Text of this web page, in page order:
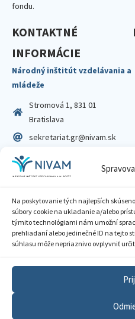
Na poskytovanie tých najlepších
súbory cookie na ukladanie a/alebo
týmito technológiami nám umožní
prehliadaní alebo jedinečné ID na tejto
súhlasu môže nepriaznivo ovplyvniť
fondu.
KONTAKTNÉ
INFORMÁCIE
Národný inštitút vzdelávania a
mládeže
Stromová 1, 831 01
Bratislava
sekretariat.gr@nivam.sk
IČO: 00164348
DIČ: 2020798714
Zásady